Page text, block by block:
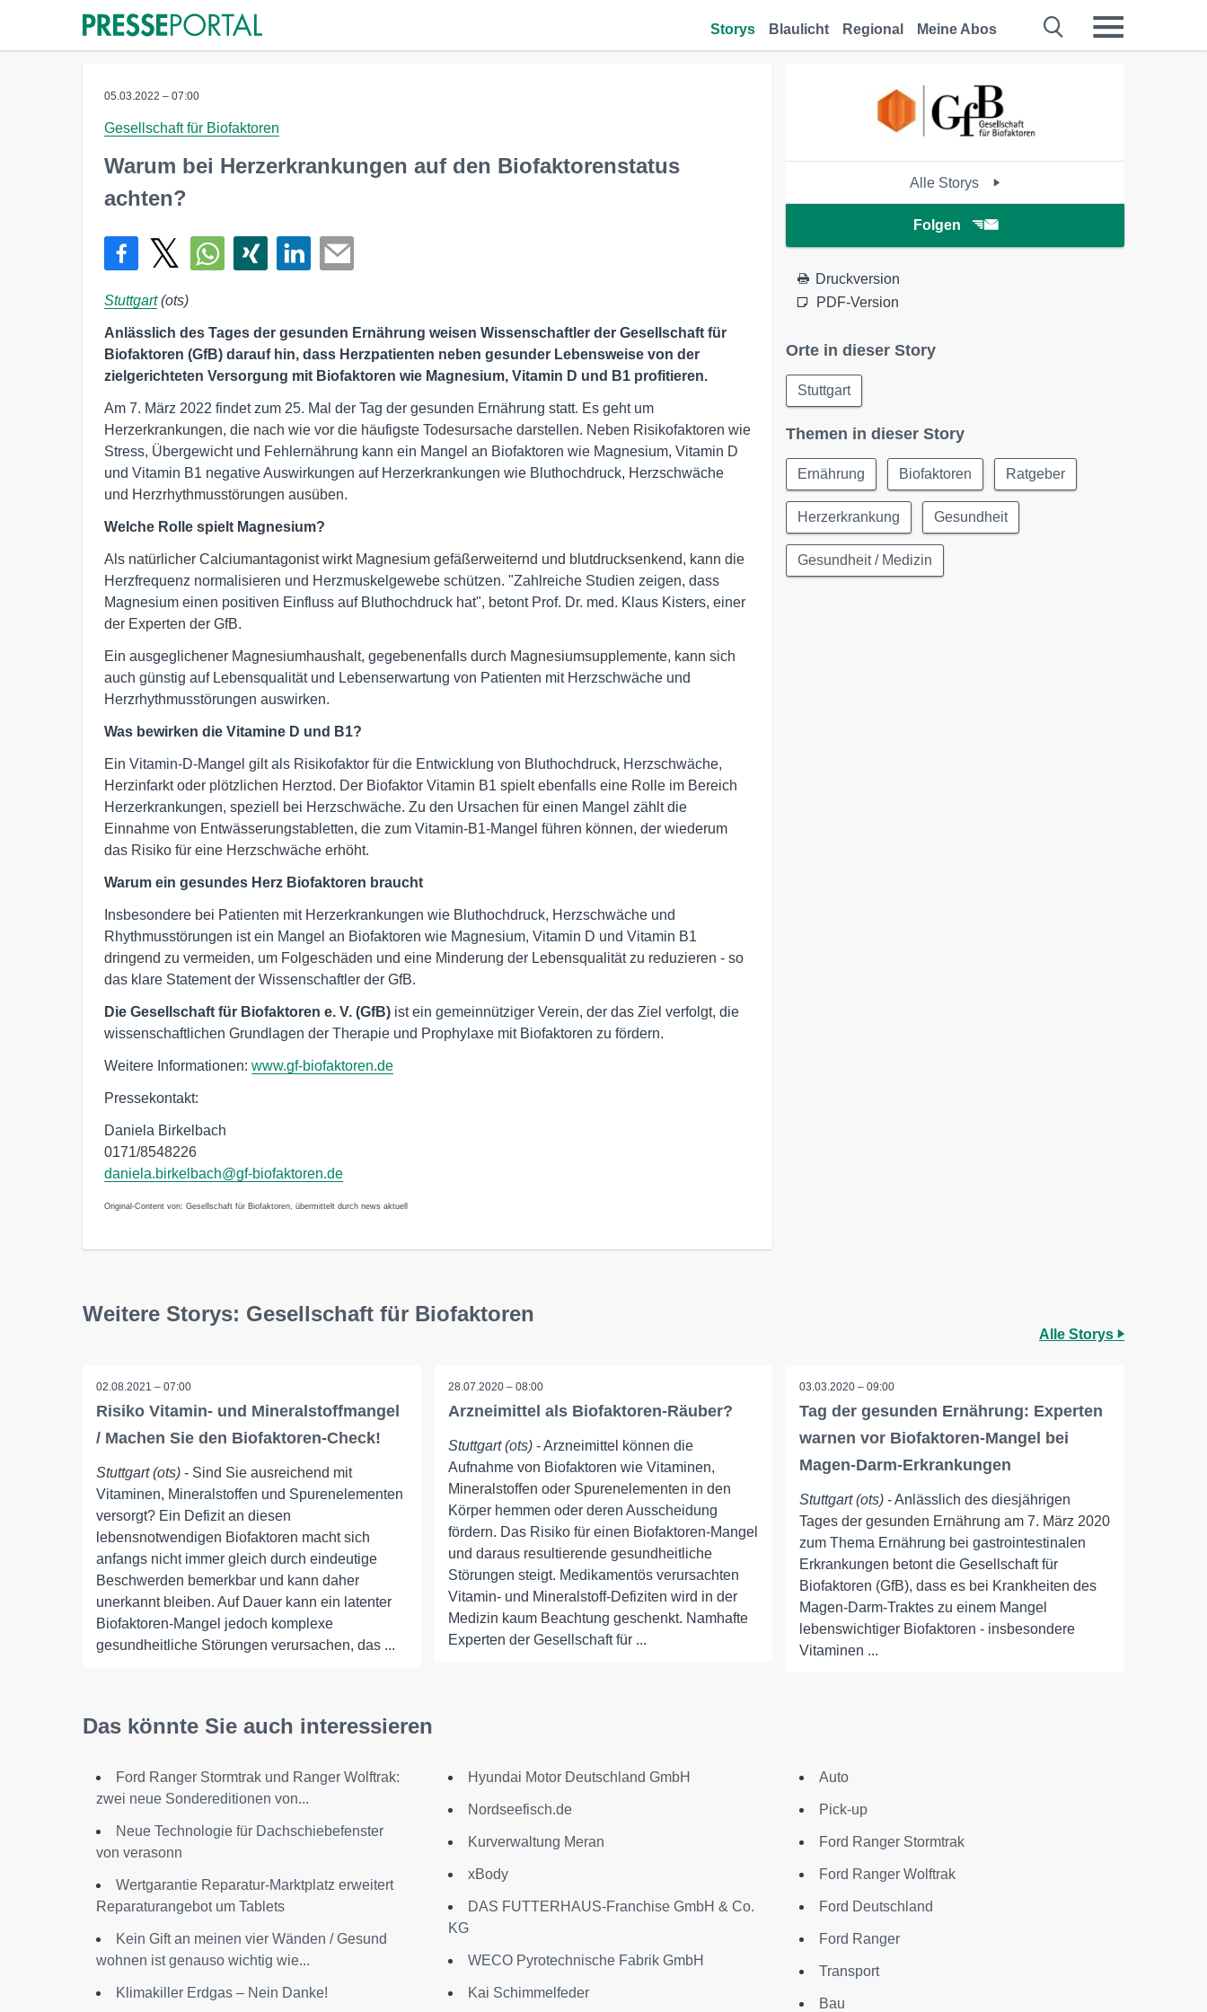
Storys Blaulicht Regional Meine Abos
05.03.2022 – 07:00
Gesellschaft für Biofaktoren
Warum bei Herzerkrankungen auf den Biofaktorenstatus
achten?
Stuttgart(ots)
Anlässlich des Tages der gesunden Ernährung weisen Wissenschaftler der Gesellschaft für
Biofaktoren (GfB) darauf hin, dass Herzpatienten neben gesunder Lebensweise von der
zielgerichteten Versorgung mit Biofaktoren wie Magnesium, Vitamin D und B1 profitieren.
Am 7. März 2022 findet zum 25. Mal der Tag der gesunden Ernährung statt. Es geht um
Herzerkrankungen, die nach wie vor die häufigste Todesursache darstellen. Neben Risikofaktoren wie
Stress, Übergewicht und Fehlernährung kann ein Mangel an Biofaktoren wie Magnesium, Vitamin D
und Vitamin B1 negative Auswirkungen auf Herzerkrankungen wie Bluthochdruck, Herzschwäche
und Herzrhythmusstörungen ausüben.
Welche Rolle spielt Magnesium?
Als natürlicher Calciumantagonist wirkt Magnesium gefäßerweiternd und blutdrucksenkend, kann die
Herzfrequenz normalisieren und Herzmuskelgewebe schützen. "Zahlreiche Studien zeigen, dass
Magnesium einen positiven Einfluss auf Bluthochdruck hat", betont Prof. Dr. med. Klaus Kisters, einer
der Experten der GfB.
Ein ausgeglichener Magnesiumhaushalt, gegebenenfalls durch Magnesiumsupplemente, kann sich
auch günstig auf Lebensqualität und Lebenserwartung von Patienten mit Herzschwäche und
Herzrhythmusstörungen auswirken.
Was bewirken die Vitamine D und B1?
Ein Vitamin-D-Mangel gilt als Risikofaktor für die Entwicklung von Bluthochdruck, Herzschwäche,
Herzinfarkt oder plötzlichen Herztod. Der Biofaktor Vitamin B1 spielt ebenfalls eine Rolle im Bereich
Herzerkrankungen, speziell bei Herzschwäche. Zu den Ursachen für einen Mangel zählt die
Einnahme von Entwässerungstabletten, die zum Vitamin-B1-Mangel führen können, der wiederum
das Risiko für eine Herzschwäche erhöht.
Warum ein gesundes Herz Biofaktoren braucht
Insbesondere bei Patienten mit Herzerkrankungen wie Bluthochdruck, Herzschwäche und
Rhythmusstörungen ist ein Mangel an Biofaktoren wie Magnesium, Vitamin D und Vitamin B1
dringend zu vermeiden, um Folgeschäden und eine Minderung der Lebensqualität zu reduzieren - so
das klare Statement der Wissenschaftler der GfB.
Die Gesellschaft für Biofaktoren e. V. (GfB) ist ein gemeinnütziger Verein, der das Ziel verfolgt, die
wissenschaftlichen Grundlagen der Therapie und Prophylaxe mit Biofaktoren zu fördern.
Weitere Informationen: www.gf-biofaktoren.de
Pressekontakt:
Daniela Birkelbach
0171/8548226
daniela.birkelbach@gf-biofaktoren.de
Original-Content von: Gesellschaft für Biofaktoren, übermittelt durch news aktuell
Alle Storys
Folgen
Druckversion
PDF-Version
Orte in dieser Story
Stuttgart
Themen in dieser Story
Ernährung Biofaktoren Ratgeber
Herzerkrankung Gesundheit
Gesundheit / Medizin
Weitere Storys: Gesellschaft für Biofaktoren
Alle Storys
02.08.2021 – 07:00
Risiko Vitamin- und Mineralstoffmangel
/ Machen Sie den Biofaktoren-Check!
Stuttgart (ots) - Sind Sie ausreichend mit
Vitaminen, Mineralstoffen und Spurenelementen
versorgt? Ein Defizit an diesen
lebensnotwendigen Biofaktoren macht sich
anfangs nicht immer gleich durch eindeutige
Beschwerden bemerkbar und kann daher
unerkannt bleiben. Auf Dauer kann ein latenter
Biofaktoren-Mangel jedoch komplexe
gesundheitliche Störungen verursachen, das ...
28.07.2020 – 08:00
Arzneimittel als Biofaktoren-Räuber?
Stuttgart (ots)- Arzneimittel können die
Aufnahme von Biofaktoren wie Vitaminen,
Mineralstoffen oder Spurenelementen in den
Körper hemmen oder deren Ausscheidung
fördern. Das Risiko für einen Biofaktoren-Mangel
und daraus resultierende gesundheitliche
Störungen steigt. Medikamentös verursachten
Vitamin- und Mineralstoff-Defiziten wird in der
Medizin kaum Beachtung geschenkt. Namhafte
Experten der Gesellschaft für ...
03.03.2020 – 09:00
Tag der gesunden Ernährung: Experten
warnen vor Biofaktoren-Mangel bei
Magen-Darm-Erkrankungen
Stuttgart (ots) - Anlässlich des diesjährigen
Tages der gesunden Ernährung am 7. März 2020
zum Thema Ernährung bei gastrointestinalen
Erkrankungen betont die Gesellschaft für
Biofaktoren (GfB), dass es bei Krankheiten des
Magen-Darm-Traktes zu einem Mangel
lebenswichtiger Biofaktoren - insbesondere
Vitaminen ...
Das könnte Sie auch interessieren
Ford Ranger Stormtrak und Ranger Wolftrak:
zwei neue Sondereditionen von...
Neue Technologie für Dachschiebefenster
von verasonn
Wertgarantie Reparatur-Marktplatz erweitert
Reparaturangebot um Tablets
Kein Gift an meinen vier Wänden / Gesund
wohnen ist genauso wichtig wie...
Klimakiller Erdgas – Nein Danke!
Hyundai Motor Deutschland GmbH
Nordseefisch.de
Kurverwaltung Meran
xBody
DAS FUTTERHAUS-Franchise GmbH & Co.
KG
WECO Pyrotechnische Fabrik GmbH
Kai Schimmelfeder
Auto
Pick-up
Ford Ranger Stormtrak
Ford Ranger Wolftrak
Ford Deutschland
Ford Ranger
Transport
Bau